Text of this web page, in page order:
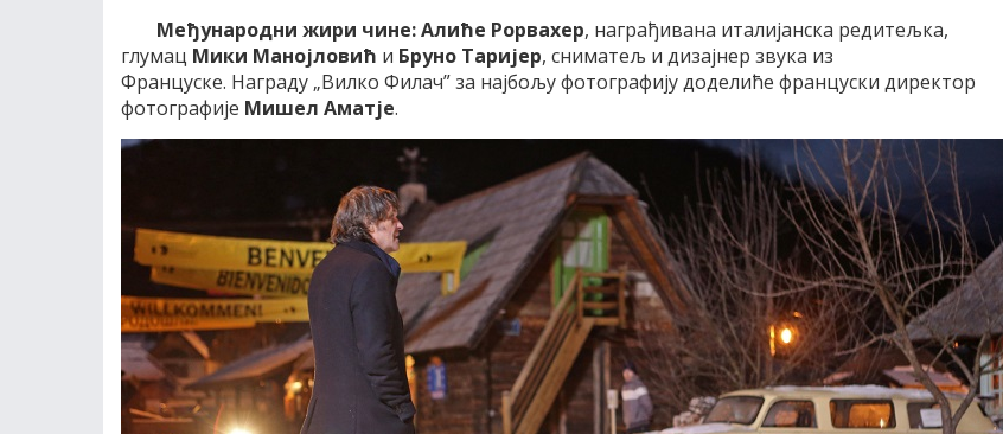
Међународни жири чине:Aлиће Рорвахер, награђивана италијанска редитељка,
глумац Мики Манојловић и Бруно Таријер, сниматељ и дизајнер звука из
Француске. Награду „Вилко Филач” за најбољу фотографију доделиће француски директор
фотографије Мишел Аматје.